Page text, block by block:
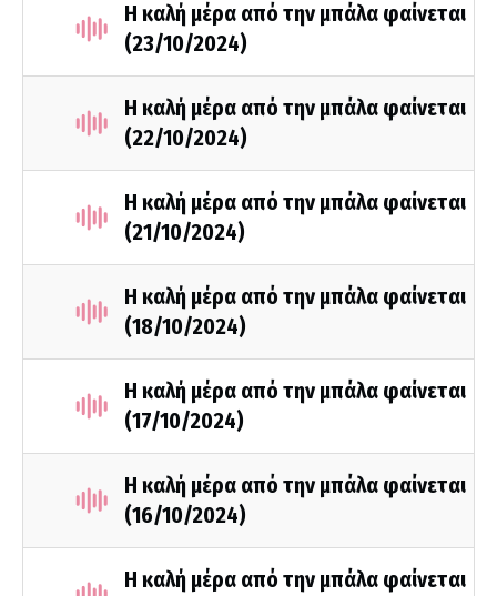
Η καλή μέρα από την μπάλα φαίνεται
(23/10/2024)
Η καλή μέρα από την μπάλα φαίνεται
(22/10/2024)
Η καλή μέρα από την μπάλα φαίνεται
(21/10/2024)
Η καλή μέρα από την μπάλα φαίνεται
(18/10/2024)
Η καλή μέρα από την μπάλα φαίνεται
(17/10/2024)
Η καλή μέρα από την μπάλα φαίνεται
(16/10/2024)
Η καλή μέρα από την μπάλα φαίνεται